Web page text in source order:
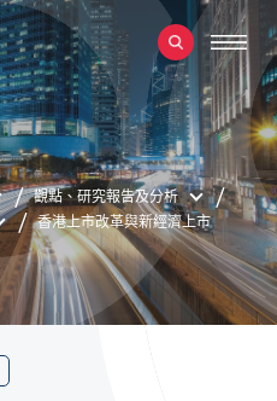
觀點、研究報告及分析
香港上市改革與新經濟上市